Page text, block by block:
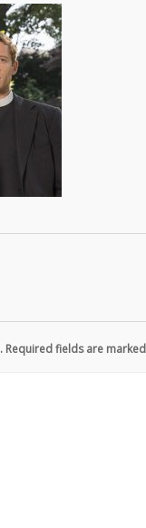
fields are marked